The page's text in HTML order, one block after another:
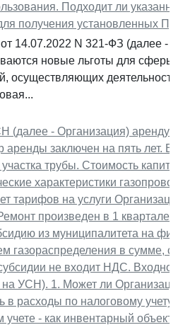
Подходит ли
получения установленных
14.07.2022 N 321-ФЗ (далее -
новые льготы для сферы
осуществляющих
(далее - Организация)
аренды заключен на пять лет.
трубы. Стоимость
характеристики
тарифов на услуги
произведен в 1 квартале
из муниципалитета на
газораспределения в сумме,
не входит НДС.
на УСН). 1. Может ли
в расходы по налоговому
учете - как инвентарный объект?